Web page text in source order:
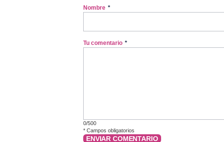
Nombre *
Tu comentario *
0/500
* Campos obligatorios
ENVIAR COMENTARIO